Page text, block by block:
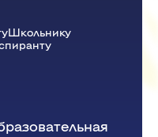
Школьнику